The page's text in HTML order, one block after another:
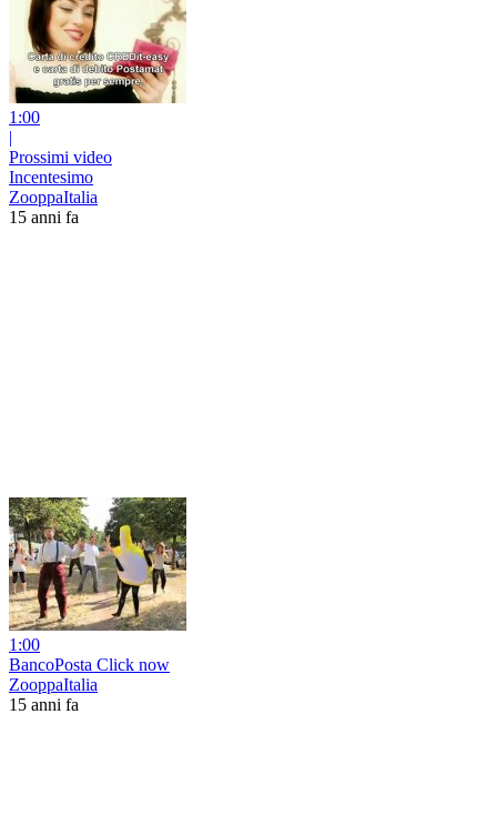
1:00
|
Prossimi video
Incentesimo
ZooppaItalia
15 anni fa
1:00
BancoPosta Click now
ZooppaItalia
15 anni fa